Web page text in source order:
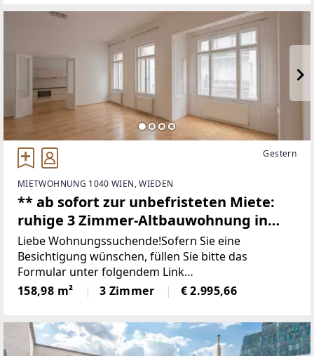
Gestern
MIETWOHNUNG 1040 WIEN, WIEDEN
** ab sofort zur unbefristeten Miete:
ruhige 3 Zimmer-Altbauwohnung in
toller Lage! Wohllebengasse **
Liebe Wohnungssuchende!Sofern Sie eine
Besichtigung wünschen, füllen Sie bitte das
Formular unter folgendem Link
aus:www.sulek.immobilien/besichtigung
[http://www.sulek.immobilien/besichtigung] (bitte
158,98 m² 3 Zimmer € 2.995,66